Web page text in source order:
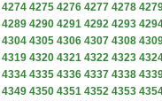
4274 4275 4276 4277 4278
4289 4290 4291 4292 4293
4304 4305 4306 4307 4308
4319 4320 4321 4322 4323
4334 4335 4336 4337 4338
4349 4350 4351 4352 4353